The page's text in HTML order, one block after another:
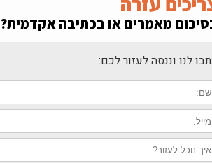
מאמרים או בכתיבה אקדמית?
לנו וננסה לעזור לכם: